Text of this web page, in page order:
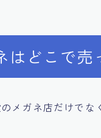
はどこで売
メガネ店だけで